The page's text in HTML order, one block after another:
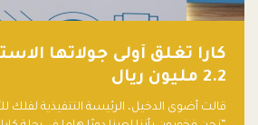
كارا تغلق أولى جولاتها
2.2 مليون ريال
قالت أضوى الدخيل، الرئيسة التنفيذية لفلك